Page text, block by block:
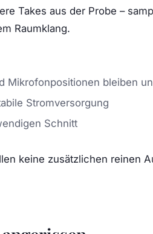
Takes aus der Probe –
Raumklang.
Mikrofonpositionen bleiben
Stromversorgung
Schnitt
keine zusätzlichen reinen